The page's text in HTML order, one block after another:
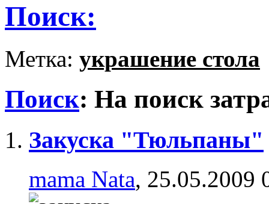
Поиск:
Метка: украшение стола
Поиск: На поиск
Закуска "Тюльпаны"
mama Nata, 25.05.2009